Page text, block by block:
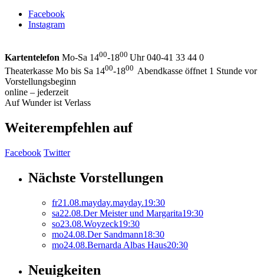
Facebook
Instagram
Kartentelefon Mo-Sa 1400-1800 Uhr 040-41 33 44 0
Theaterkasse Mo bis Sa 1400-1800 Abendkasse öffnet 1 Stunde vor
Vorstellungsbeginn
online – jederzeit
Auf Wunder ist Verlass
Weiterempfehlen auf
Facebook Twitter
Nächste Vorstellungen
fr21.08.mayday.mayday.19:30
sa22.08.Der Meister und Margarita19:30
so23.08.Woyzeck19:30
mo24.08.Der Sandmann18:30
mo24.08.Bernarda Albas Haus20:30
Neuigkeiten